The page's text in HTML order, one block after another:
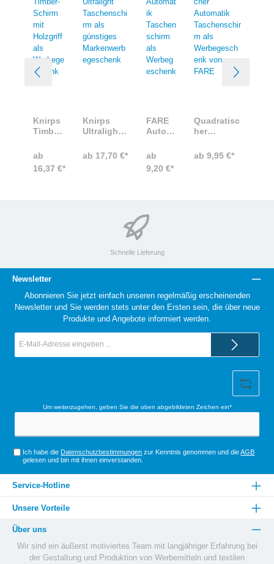
Knirps
Timber-
mit
f als
ab
16,37 €*
Knirps
Ultralight
hirm als
günstiges
ab 17,70 €*
FARE
Autom
Tasche
m als
ab
9,20 €*
Quadratisc
her
Taschensc
hirm als
ab 9,95 €*
Schnelle Lieferung
Newsletter
Abonnieren Sie jetzt einfach unseren regelmäßig erscheinenden
Newsletter und Sie werden stets unter den Ersten sein, die über neue
Produkte und Angebote informiert werden.
Um weiterzugehen, geben Sie die oben abgebildeten Zeichen ein*
Ich habe dieDatenschutzbestimmungen zur Kenntnis genommen und dieAGB
gelesen und bin mit ihnen einverstanden.
Service-Hotline
Unsere Vorteile
Über uns
Wir sind ein äußerst motiviertes Team mit langjähriger Erfahrung bei
der Gestaltung und Produktion von Werbemitteln und textilen